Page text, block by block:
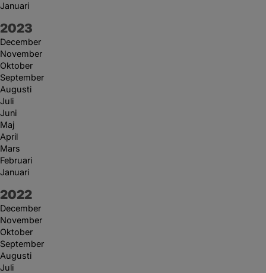
Januari
År:
2023
December
November
Oktober
September
Augusti
Juli
Juni
Maj
April
Mars
Februari
Januari
År:
2022
December
November
Oktober
September
Augusti
Juli